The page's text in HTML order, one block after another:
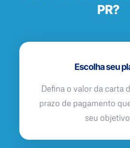
PR?
Escolha seu
Defina o valor da carta
prazo de pagamento
seu